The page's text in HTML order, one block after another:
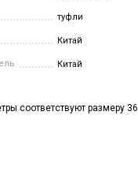
туфли
Китай
Китай
соответствуют размеру 36